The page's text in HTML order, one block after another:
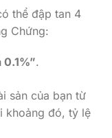
thể đập tan 4
Chứng:
.
sản của bạn từ
khoảng đó, tỷ lệ